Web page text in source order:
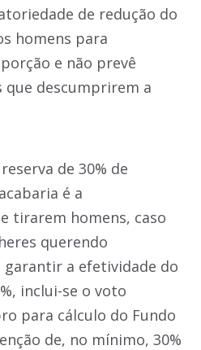
de redução do
homens para
e não prevê
descumprirem a
de 30% de
é a
tirarem homens, caso
querendo
a efetividade do
inclui-se o voto
para cálculo do Fundo
de, no mínimo, 30%